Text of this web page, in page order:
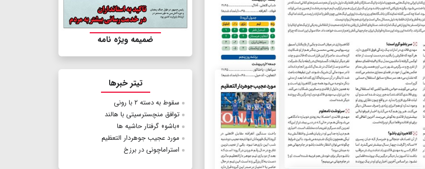
ضمیمه ویژه نامه
تیتر خبرها
سقوط به دسته ۲ با رونی
توافق منچسترسیتی با هالند
«باشو» گرفتار حاشیه ها
مورد‭ ‬عجیب‭ ‬جوهردار‭ ‬التعظیم
استراماچونی در برزخ